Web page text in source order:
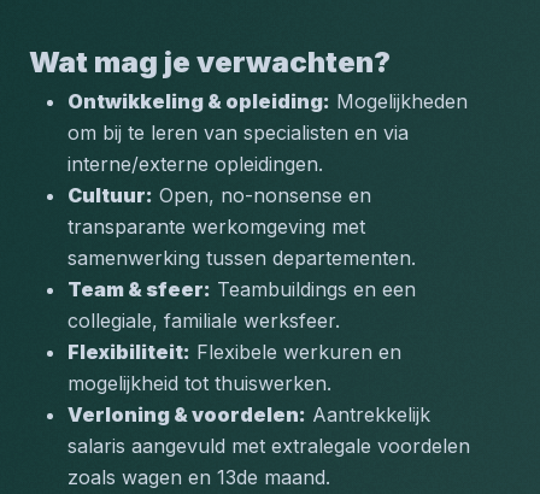
Wat mag je verwachten?
Ontwikkeling & opleiding: Mogelijkheden
om bij te leren van specialisten en via
interne/externe opleidingen.
Cultuur: Open, no-nonsense en
transparante werkomgeving met
samenwerking tussen departementen.
Team & sfeer: Teambuildings en een
collegiale, familiale werksfeer.
Flexibiliteit: Flexibele werkuren en
mogelijkheid tot thuiswerken.
Verloning & voordelen: Aantrekkelijk
salaris aangevuld met extralegale voordelen
zoals wagen en 13de maand.